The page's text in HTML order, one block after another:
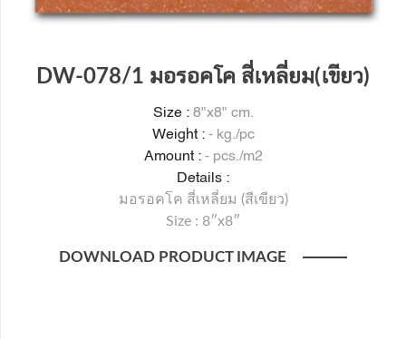
DW-078/1 มอรอคโค สี่เหลี่ยม(เขียว)
Size :8"x8" cm.
Weight :- kg./pc
Amount :- pcs./m2
Details :
มอรอคโค สี่เหลี่ยม (สีเขียว)
Size : 8″x8″
DOWNLOAD PRODUCT IMAGE